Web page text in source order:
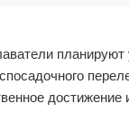
достижение